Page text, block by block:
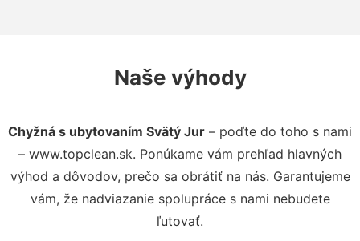
Naše výhody
Chyžná s ubytovaním Svätý Jur – poďte do toho s nami
– www.topclean.sk. Ponúkame vám prehľad hlavných
výhod a dôvodov, prečo sa obrátiť na nás. Garantujeme
vám, že nadviazanie spolupráce s nami nebudete
ľutovať.